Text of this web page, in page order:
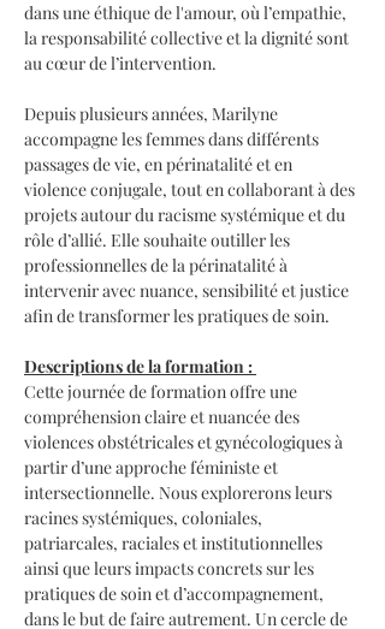
dans une éthique de l'amour, où l’empathie,
la responsabilité collective et la dignité sont
au cœur de l’intervention.
Depuis plusieurs années, Marilyne
accompagne les femmes dans différents
passages de vie, en périnatalité et en
violence conjugale, tout en collaborant à des
projets autour du racisme systémique et du
rôle d’allié. Elle souhaite outiller les
professionnelles de la périnatalité à
intervenir avec nuance, sensibilité et justice
afin de transformer les pratiques de soin.
Descriptions de la formation :
Cette journée de formation offre une
compréhension claire et nuancée des
violences obstétricales et gynécologiques à
partir d’une approche féministe et
intersectionnelle. Nous explorerons leurs
racines systémiques, coloniales,
patriarcales, raciales et institutionnelles
ainsi que leurs impacts concrets sur les
pratiques de soin et d’accompagnement,
dans le but de faire autrement. Un cercle de